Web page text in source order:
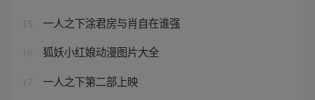
15 一人之下涂君房与肖自在谁强
16 狐妖小红娘动漫图片大全
17 一人之下第二部上映